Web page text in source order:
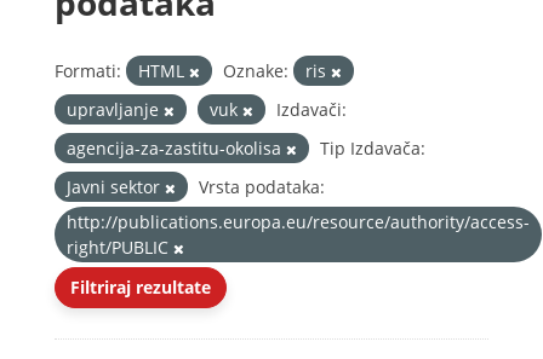
Formati: HTML Oznake:
ris
upravljanje
vuk
Izdavači:
agencija-za-zastitu-okolisa
Tip Izdavača:
Javni sektor
Vrsta podataka:
http://publications.europa.eu/resource/authority/access-
right/PUBLIC
Filtriraj rezultate